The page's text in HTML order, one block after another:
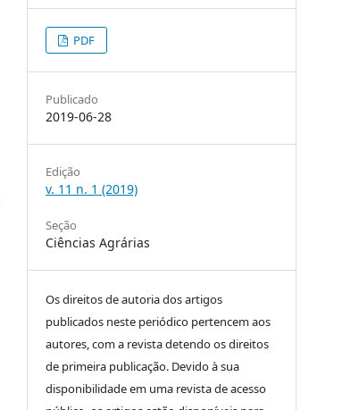
PDF
Publicado
2019-06-28
Edição
v. 11 n. 1 (2019)
Seção
Ciências Agrárias
Os direitos de autoria dos artigos
publicados neste periódico pertencem aos
autores, com a revista detendo os direitos
de primeira publicação. Devido à sua
disponibilidade em uma revista de acesso